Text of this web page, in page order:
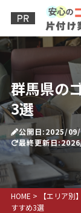
群馬県の
3選
公開日:2025/
最終更新日
HOME > 【エリア
すすめ3選